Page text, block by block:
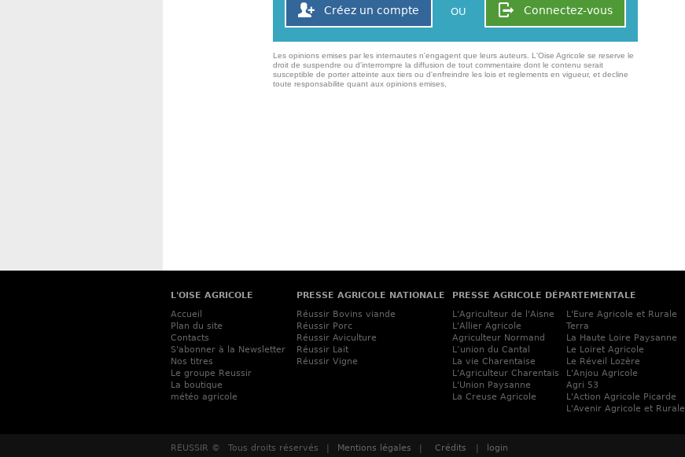
Connectez-vous
Créez un compte OU
Les opinions emises par les internautes n'engagent que leurs auteurs. L'Oise Agricole se reserve le
droit de suspendre ou d'interrompre la diffusion de tout commentaire dont le contenu serait
susceptible de porter atteinte aux tiers ou d'enfreindre les lois et reglements en vigueur, et decline
toute responsabilite quant aux opinions emises,
L'OISE AGRICOLE
Accueil
Plan du site
Contacts
S'abonner à la Newsletter
Nos titres
Le groupe Reussir
La boutique
météo agricole
PRESSE AGRICOLE NATIONALE
Réussir Bovins viande
Réussir Porc
Réussir Aviculture
Réussir Lait
Réussir Vigne
PRESSE AGRICOLE DÉPARTEMENTALE
L'Agriculteur de l'Aisne
L'Allier Agricole
Agriculteur Normand
L’union du Cantal
La vie Charentaise
L'Agriculteur Charentais
L'Union Paysanne
La Creuse Agricole
L'Eure Agricole et Rurale
Terra
La Haute Loire Paysanne
Le Loiret Agricole
Le Réveil Lozère
L'Anjou Agricole
Agri 53
L'Action Agricole Picarde
L'Avenir Agricole et Rurale
RÉUSSIR © Tous droits réservés Mentions légales Crédits login